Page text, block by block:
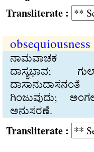
:
obsequiousness
ನಾಮವಾಚಕ
ದಾಸ್ಯಭಾವ;
ದಾಸಾನುದಾಸನಂತೆ
ಗಿಂಜುವುದು;
ಅನುಸರಣೆ.
: